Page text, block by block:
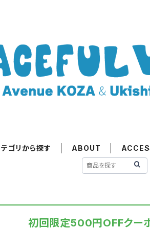
ゴリから探す ABOUT
初回限定500円OFFクー